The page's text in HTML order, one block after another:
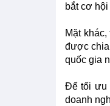
bắt cơ
Mặt
được chia
quốc gia
Để tối ưu
doanh